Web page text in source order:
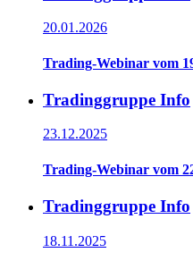
20.01.2026
Trading-Webinar vom
Tradinggruppe Info
23.12.2025
Trading-Webinar vom
Tradinggruppe Info
18.11.2025